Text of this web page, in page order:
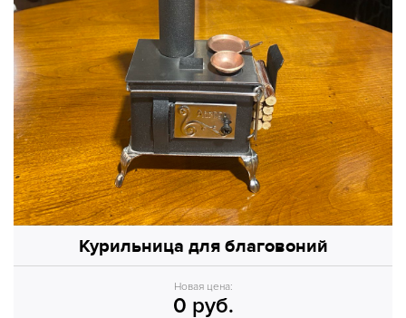
Курильница для благовоний
Новая цена:
0 руб.